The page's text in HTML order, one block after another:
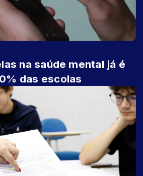
na saúde mental já é
das escolas